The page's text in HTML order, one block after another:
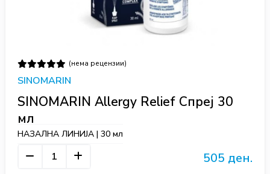
(нема рецензии)
SINOMARIN
SINOMARIN Allergy Relief Спреј 30
мл
НАЗАЛНА ЛИНИЈА | 30 мл
505 ден.